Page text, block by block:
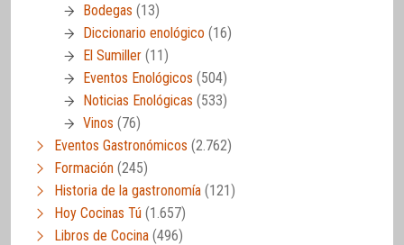
Bodegas (13)
Diccionario enológico (16)
El Sumiller (11)
Eventos Enológicos (504)
Noticias Enológicas (533)
Vinos (76)
Eventos Gastronómicos (2.762)
Formación (245)
Historia de la gastronomía (121)
Hoy Cocinas Tú (1.657)
Libros de Cocina (496)